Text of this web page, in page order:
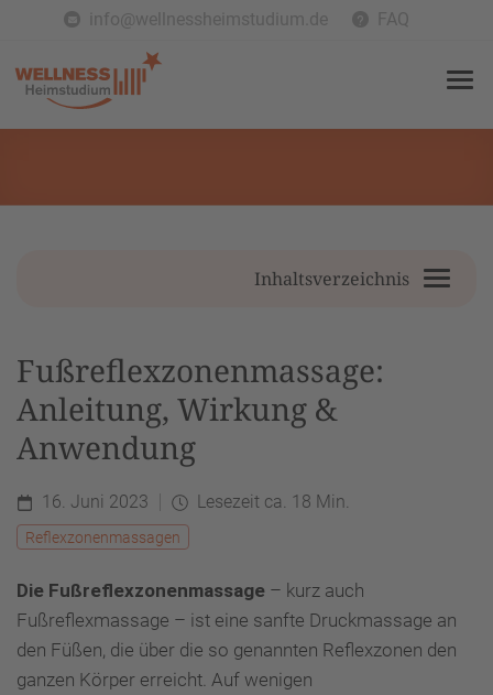
info@wellnessheimstudium.de FAQ
Inhaltsverzeichnis
Fußreflexzonenmassage:
Anleitung, Wirkung &
Anwendung
16. Juni 2023 Lesezeit ca. 18 Min.
Reflexzonenmassagen
Die Fußreflexzonenmassage – kurz auch
Fußreflexmassage – ist eine sanfte Druckmassage an
den Füßen, die über die so genannten Reflexzonen den
ganzen Körper erreicht. Auf wenigen